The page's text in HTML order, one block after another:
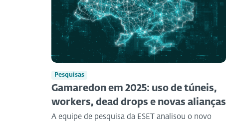
Pesquisas
Gamaredon em 2025: uso de túneis,
workers, dead drops e novas alianças
A equipe de pesquisa da ESET analisou o novo